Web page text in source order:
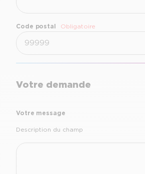
Code postal Obligatoire
Votre demande
Votre message
Description du champ